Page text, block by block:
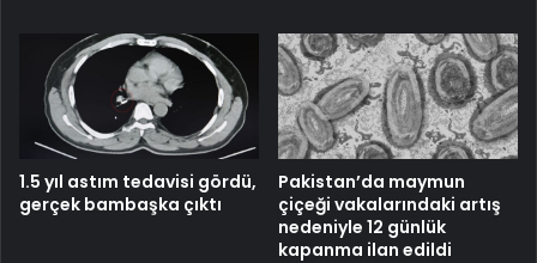
1.5 yıl astım tedavisi gördü,
gerçek bambaşka çıktı
Pakistan’da maymun
çiçeği vakalarındaki artış
nedeniyle 12 günlük
kapanma ilan edildi